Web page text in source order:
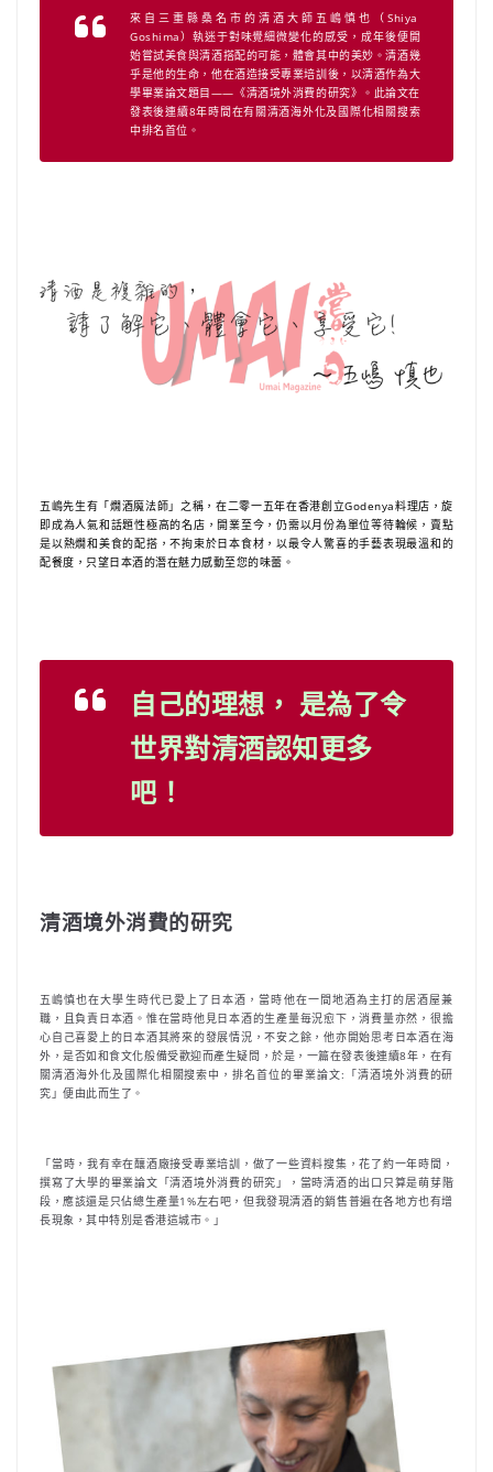
來自三重縣桑名市的清酒大師五嶋慎也（Shiya
Goshima）執迷于對味覺細微變化的感受，成年後便開
始嘗試美食與清酒搭配的可能，體會其中的美妙。清酒幾
乎是他的生命，他在酒造接受專業培訓後，以清酒作為大
學畢業論文題目——《清酒境外消費的研究》。此論文在
發表後連續8年時間在有關清酒海外化及國際化相關搜索
中排名首位。
五嶋先生有「燗酒魔法師」之稱，在二零一五年在香港創立Godenya料理店，旋
即成為人氣和話題性極高的名店，開業至今，仍需以月份為單位等待輪候，賣點
是以熱燗和美食的配搭，不拘束於日本食材，以最令人驚喜的手藝表現最溫和的
配餐度，只望日本酒的潛在魅力感動至您的味蕾。
自己的理想， 是為了令
世界對清酒認知更多
吧！
清酒境外消費的研究
五嶋慎也在大學生時代已愛上了日本酒，當時他在一間地酒為主打的居酒屋兼
職，且負責日本酒。惟在當時他見日本酒的生產量毎況愈下，消費量亦然，很擔
心自己喜愛上的日本酒其將來的發展情況，不安之餘，他亦開始思考日本酒在海
外，是否如和食文化般備受歡迎而產生疑問，於是，一篇在發表後連續8年，在有
關清酒海外化及國際化相關搜索中，排名首位的畢業論文:「清酒境外消費的研
究」便由此而生了。
「當時，我有幸在釀酒廠接受專業培訓，做了一些資料搜集，花了約一年時間，
撰寫了大學的畢業論文「清酒境外消費的研究」，當時清酒的出口只算是萌芽階
段，應該還是只佔總生產量1%左右吧，但我發現清酒的銷售普遍在各地方也有增
長現象，其中特別是香港這城市。」